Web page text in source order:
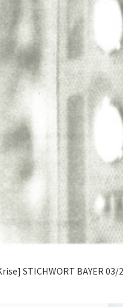
STICHWORT BAYER